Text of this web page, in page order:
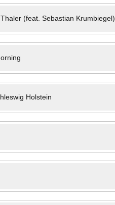
(feat. Sebastian Krumbiegel)
Holstein